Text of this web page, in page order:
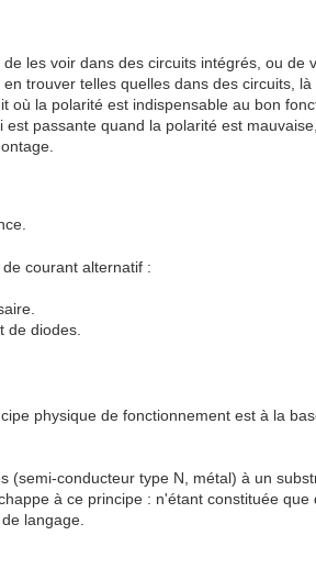
les voir dans des circuits intégrés, ou de
trouver telles quelles dans des circuits,
la polarité est indispensable au bon
passante quand la polarité est
courant alternatif :
de diodes.
physique de fonctionnement est à la
conducteur type N, métal) à un
à ce principe : n'étant constituée
langage.